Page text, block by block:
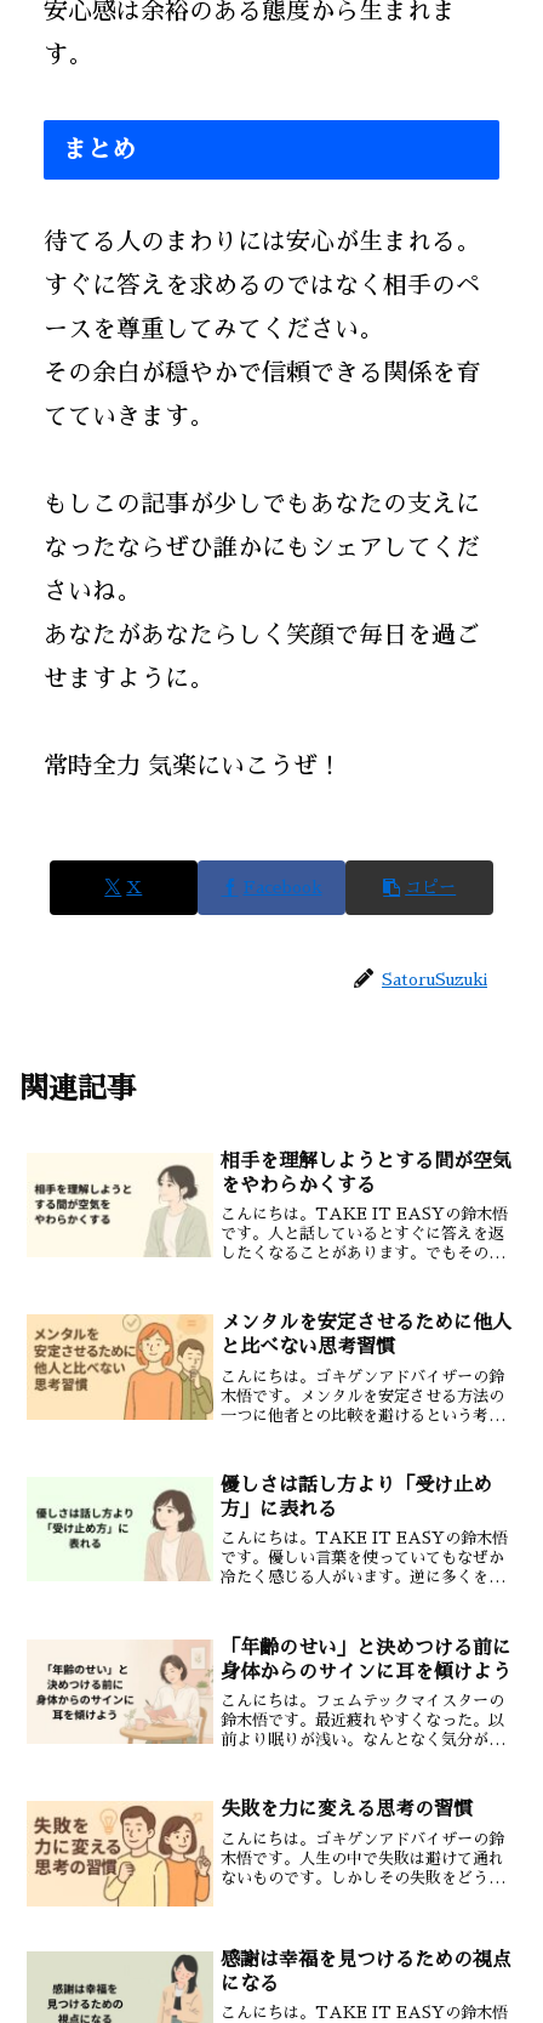
安心感は余裕のある態度から生まれま
す。
まとめ
待てる人のまわりには安心が生まれる。
すぐに答えを求めるのではなく相手のペ
ースを尊重してみてください。
その余白が穏やかで信頼できる関係を育
てていきます。
もしこの記事が少しでもあなたの支えに
なったならぜひ誰かにもシェアしてくだ
さいね。
あなたがあなたらしく笑顔で毎日を過ご
せますように。
常時全力 気楽にいこうぜ！
X Facebook コピー
SatoruSuzuki
関連記事
相手を理解しようとする間が空気
をやわらかくする
こんにちは。TAKE IT EASYの鈴木悟
です。人と話しているとすぐに答えを返
したくなることがあります。でもその瞬
だからこそ大切なのが相手を理解しよう
とする「間」です...
メンタルを安定させるために他人
と比べない思考習慣
こんにちは。ゴキゲンアドバイザーの鈴
木悟です。メンタルを安定させる方法の
一つに他者との比較を避けるという考え
も大切な習慣です。今回はその具体的な
考え方と実践方法を解説し...
優しさは話し方より「受け止め
方」に表れる
こんにちは。TAKE IT EASYの鈴木悟
です。優しい言葉を使っていてもなぜか
冷たく感じる人がいます。逆に多くを語
にあります。人は受け止めてもらえると
安心する話を最後...
「年齢のせい」と決めつける前に
身体からのサインに耳を傾けよう
こんにちは。フェムテックマイスターの
鈴木悟です。最近疲れやすくなった。以
前より眠りが浅い。なんとなく気分が落
言い聞かせていませんか？もちろん年齢
とともに身体が変化するこ...
失敗を力に変える思考の習慣
こんにちは。ゴキゲンアドバイザーの鈴
木悟です。人生の中で失敗は避けて通れ
ないものです。しかしその失敗をどう捉
ーナーの視点で解説してい...
感謝は幸福を見つけるための視点
になる
こんにちは。TAKE IT EASYの鈴木悟